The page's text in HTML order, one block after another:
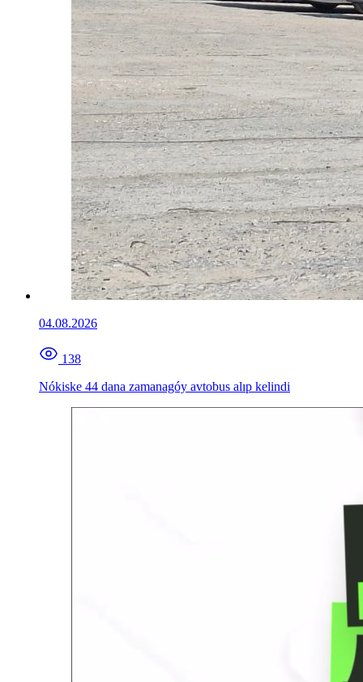
04.08.2026
138
Nókiske 44 dana zamanagóy avtobus alıp kelindi